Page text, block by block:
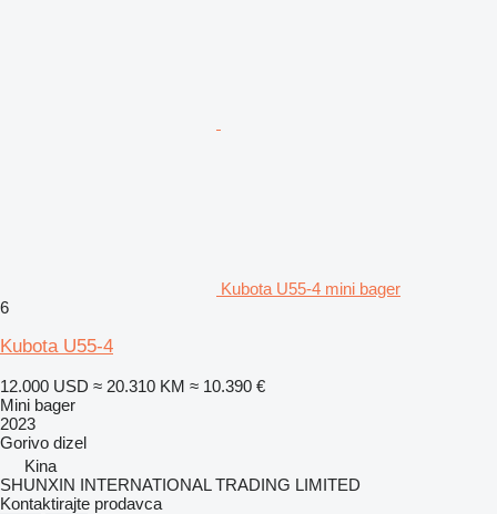
Kubota U55-4 mini bager
6
Kubota U55-4
12.000 USD ≈ 20.310 KM ≈ 10.390 €
Mini bager
2023
Gorivo dizel
Kina
SHUNXIN INTERNATIONAL TRADING LIMITED
Kontaktirajte prodavca